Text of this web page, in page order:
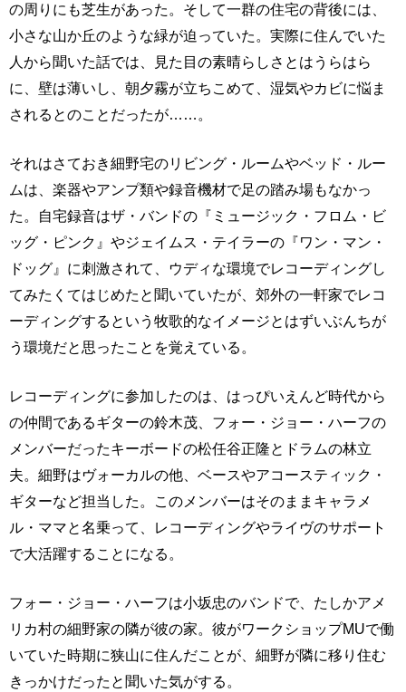
の周りにも芝生があった。そして一群の住宅の背後には、
小さな山か丘のような緑が迫っていた。実際に住んでいた
人から聞いた話では、見た目の素晴らしさとはうらはら
に、壁は薄いし、朝夕霧が立ちこめて、湿気やカビに悩ま
されるとのことだったが……。
それはさておき細野宅のリビング・ルームやベッド・ルー
ムは、楽器やアンプ類や録音機材で足の踏み場もなかっ
た。自宅録音はザ・バンドの『ミュージック・フロム・ビ
ッグ・ピンク』やジェイムス・テイラーの『ワン・マン・
ドッグ』に刺激されて、ウディな環境でレコーディングし
てみたくてはじめたと聞いていたが、郊外の一軒家でレコ
ーディングするという牧歌的なイメージとはずいぶんちが
う環境だと思ったことを覚えている。
レコーディングに参加したのは、はっぴいえんど時代から
の仲間であるギターの鈴木茂、フォー・ジョー・ハーフの
メンバーだったキーボードの松任谷正隆とドラムの林立
夫。細野はヴォーカルの他、ベースやアコースティック・
ギターなど担当した。このメンバーはそのままキャラメ
ル・ママと名乗って、レコーディングやライヴのサポート
で大活躍することになる。
フォー・ジョー・ハーフは小坂忠のバンドで、たしかアメ
リカ村の細野家の隣が彼の家。彼がワークショップMUで働
いていた時期に狭山に住んだことが、細野が隣に移り住む
きっかけだったと聞いた気がする。